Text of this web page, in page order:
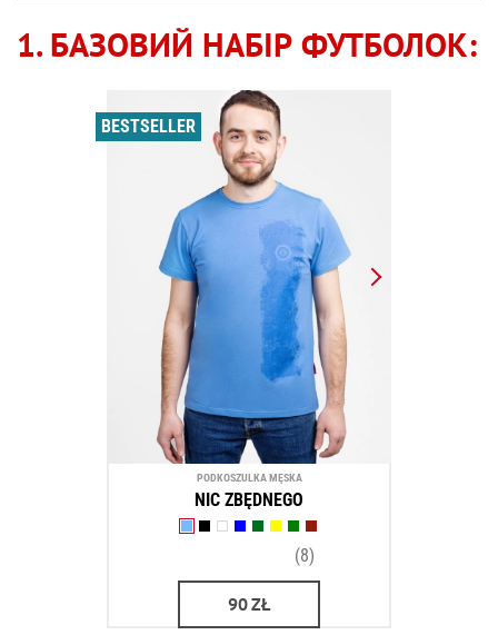
1. БАЗОВИЙ НАБІР ФУТБОЛОК:
BESTSELLER
PODKOSZULKA MĘSKA
NIC ZBĘDNEGO
(8)
90ZŁ